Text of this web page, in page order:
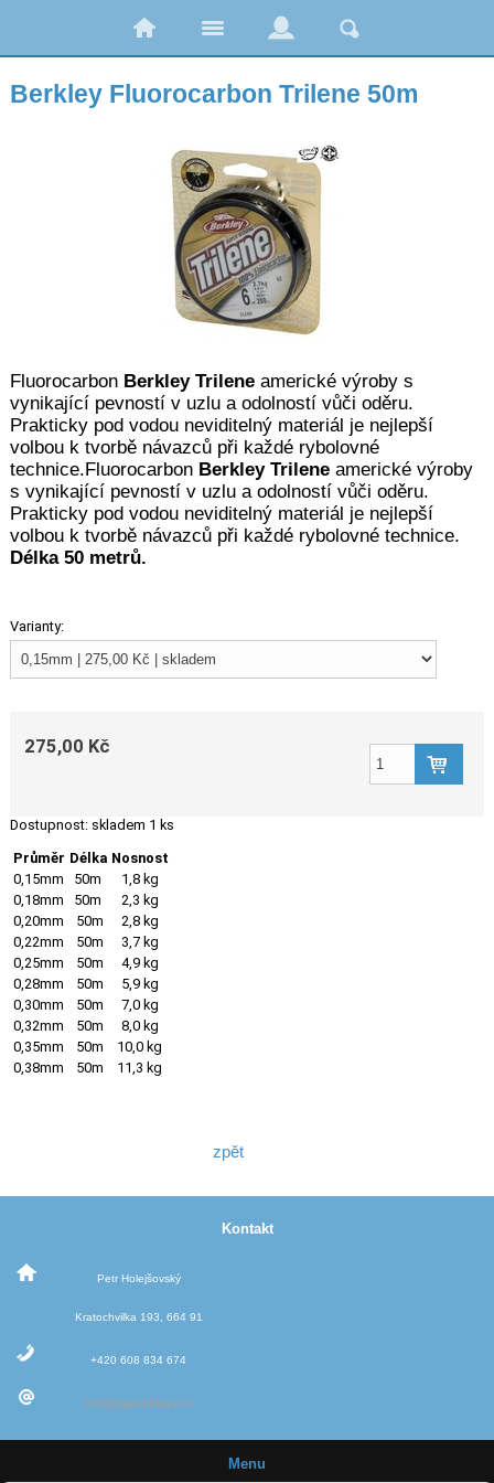
Berkley Fluorocarbon Trilene 50m
Fluorocarbon Berkley Trileneamerické výroby s
vynikající pevností v uzlu a odolností vůči oděru.
Prakticky pod vodou neviditelný materiál je nejlepší
volbou k tvorbě návazců při každé rybolovné
technice.Fluorocarbon Berkley Trileneamerické výroby
s vynikající pevností v uzlu a odolností vůči oděru.
Prakticky pod vodou neviditelný materiál je nejlepší
volbou k tvorbě návazců při každé rybolovné technice.
Délka 50 metrů.
Varianty:
275,00 Kč
Dostupnost: skladem 1 ks
Průměr Délka Nosnost
0,15mm
50m
1,8 kg
0,18mm
50m
2,3 kg
0,20mm
50m
2,8 kg
0,22mm
50m
3,7 kg
0,25mm
50m
4,9 kg
0,28mm
50m
5,9 kg
0,30mm
50m
7,0 kg
0,32mm
50m
8,0 kg
0,35mm
50m
10,0 kg
0,38mm
50m 11,3 kg
zpět
Kontakt
Petr Holejšovský
Kratochvilka 193, 664 91
+420 608 834 674
info@jigovehlavy.cz
Menu